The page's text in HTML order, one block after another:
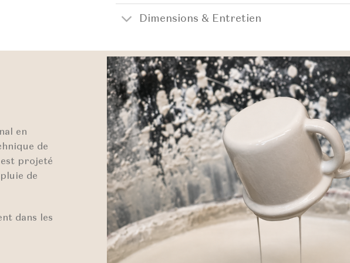
Dimensions & Entretien
en
de
projeté
de
dans les